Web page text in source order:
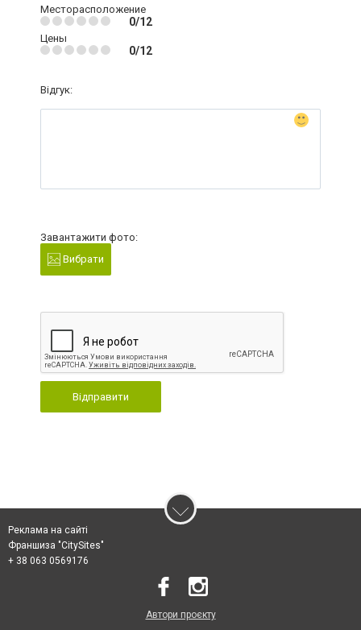
Месторасположение
0/12
Цены
0/12
Відгук:
Завантажити фото:
Вибрати
Відправити
Реклама на сайті
Франшиза "CitySites"
+ 38 063 0569176
Автори проєкту